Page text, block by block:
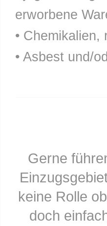
erworbene
•
• Asbest und/
Gerne
keine Rolle
doch